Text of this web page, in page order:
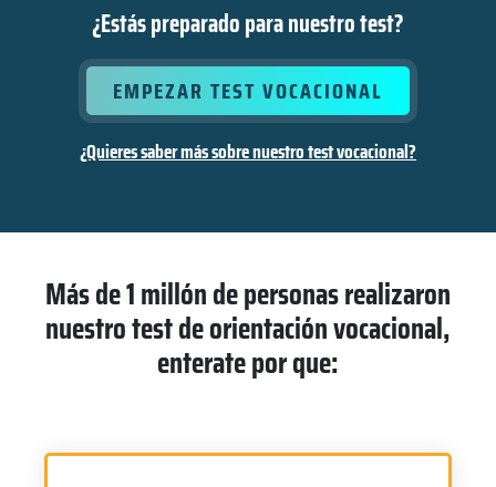
¿Estás preparado para nuestro test?
EMPEZAR TEST VOCACIONAL
¿Quieres saber más sobre nuestro test vocacional?
Más de 1 millón de personas realizaron
nuestro test de orientación vocacional,
enterate por que: